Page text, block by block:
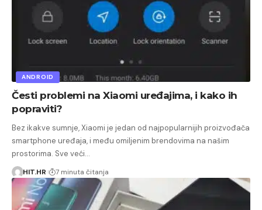
ANDROID
Česti problemi na Xiaomi uređajima, i kako ih
popraviti?
Bez ikakve sumnje, Xiaomi je jedan od najpopularnijih proizvođača
smartphone uređaja, i među omiljenim brendovima na našim
prostorima. Sve veći…
HIT.HR 7 minuta čitanja